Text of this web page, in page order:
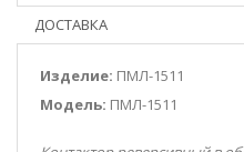
ДОСТАВКА
Изделие: ПМЛ-1511
Модель: ПМЛ-1511